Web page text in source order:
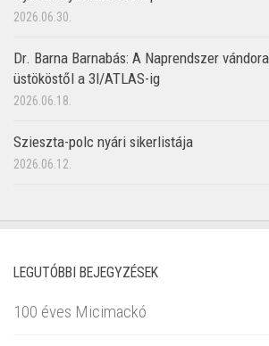
2026.06.30.
Dr. Barna Barnabás: A Naprendszer
üstököstől a 3I/ATLAS-ig
2026.06.18.
Szieszta-polc nyári sikerlistája
2026.06.12.
LEGUTÓBBI BEJEGYZÉSEK
100 éves Micimackó